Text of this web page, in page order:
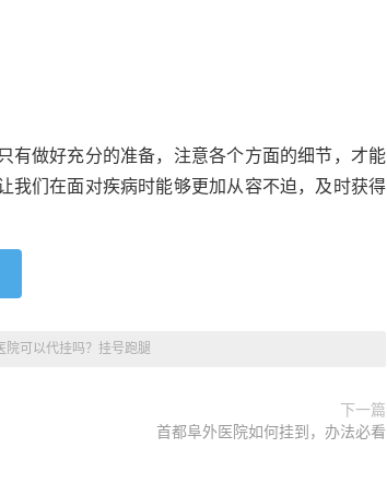
有做好充分的准备，注意各个方面的细节，才能
我们在面对疾病时能够更加从容不迫，及时获得
院可以代挂吗？挂号跑腿
下一篇
首都阜外医院如何挂到，办法必看